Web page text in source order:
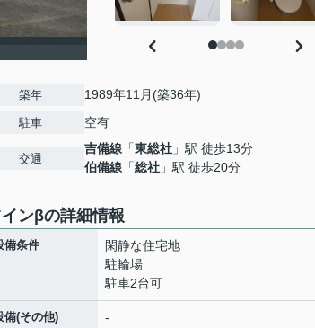
築年 1989年11月(築36年)
駐車 空有
交通
吉備線 「東総社 」駅 徒歩13分
伯備線 「総社 」駅 徒歩20分
ンβの詳細情報
備条件
閑静な住宅地
駐輪場
駐車2台可
備(その他) -